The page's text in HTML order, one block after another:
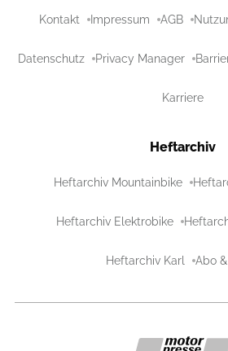
Kontakt Impressum AGB
Datenschutz Privacy Manager
Karriere
Heftarchiv
Heftarchiv Mountainbike
Heftarchiv Elektrobike
Heftarchiv Karl Abo